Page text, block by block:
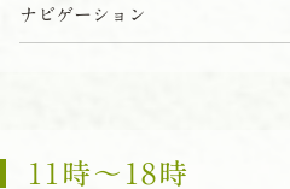
ナビゲーション
11時〜18時